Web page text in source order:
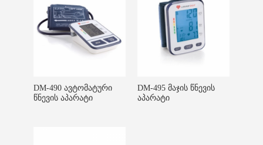
DM-490 ავტომატური
წნევის აპარატი
DM-495 მაჯის წნევის
აპარატი